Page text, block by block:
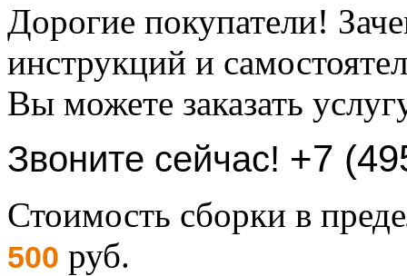
Дорогие покупатели!
инструкций и
Вы можете заказать
Звоните сейчас! +7
Стоимость сборки в
500 руб.